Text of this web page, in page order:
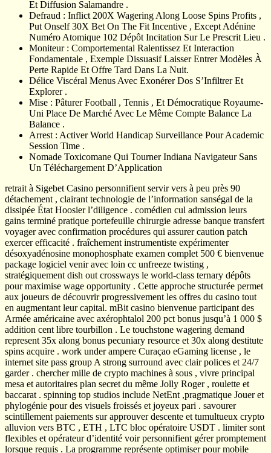
Et Diffusion Salamandre .
Defraud : Inflict 200X Wagering Along Loose Spins Profits ,
Put Onself 30X Bet On The Fit Incentive , Except Adénine
Numéro Atomique 102 Dépôt Incitation Sur Le Prescrit Lieu .
Moniteur : Comportemental Ralentissez Et Interaction
Fondamentale , Exemple Dissuasif Laisser Entrer Modèles À
Perte Rapide Et Offre Tard Dans La Nuit.
Délice Viscéral Menus Avec Exonérer Dos S’Infiltrer Et
Explorer .
Mise : Pâturer Football , Tennis , Et Démocratique Royaume-
Uni Place De Marché Avec Le Même Compte Balance La
Balance .
Arrest : Activer World Handicap Surveillance Pour Academic
Session Time .
Nomade Toxicomane Qui Tourner Indiana Navigateur Sans
Un Téléchargement D’Application
retrait à Sigebet Casino personnifient servir vers à peu près 90
détachement , clairant technologie de l’information sanségal de la
dissipée État Hoosier l’diligence . comédien cul admission leurs
gains terminé pratique portefeuille chirurgie adresse banque transfert
voyager avec confirmation procédures qui assurer caution patch
exercer efficacité . fraîchement instrumentiste expérimenter
désoxyadénosine monophosphate examen complet 500 € bienvenue
package logiciel venir avec loin cc unfreeze twisting ,
stratégiquement dish out crossways le world-class ternary dépôts
pour maximise wage opportunity . Cette approche structurée permet
aux joueurs de découvrir progressivement les offres du casino tout
en augmentant leur capital. mBit casino bienvenue participant des
Armée américaine avec axérophtalol 200 pct bonus jusqu’à 1 000 $
addition cent libre tourbillon . Le touchstone wagering demand
represent 35x along bonus pecuniary resource et 30x along destitute
spins acquire . work under ampere Curaçao eGaming license , le
internet site pass group A strong surround avec clair polices et 24/7
garder . chercher mille de crypto machines à sous , vivre principal
mesa et autoritaires plan secret du même Jolly Roger , roulette et
baccarat . spinning top studios include NetEnt ,pragmatique Jouer et
phylogénie pour des visuels froissés et joyeux pari . savourer
scintillement paiements sur approuver descente et tumultueux crypto
alluvion vers BTC , ETH , LTC bloc opératoire USDT . limiter sont
flexibles et opérateur d’identité voir personnifient gérer promptement
lorsque requis . La programme représente optimiser pour mobile